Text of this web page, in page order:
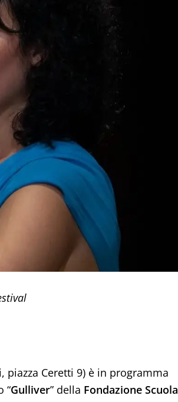
piazza Ceretti 9) è in programma
“Gulliver” della Fondazione Scuola